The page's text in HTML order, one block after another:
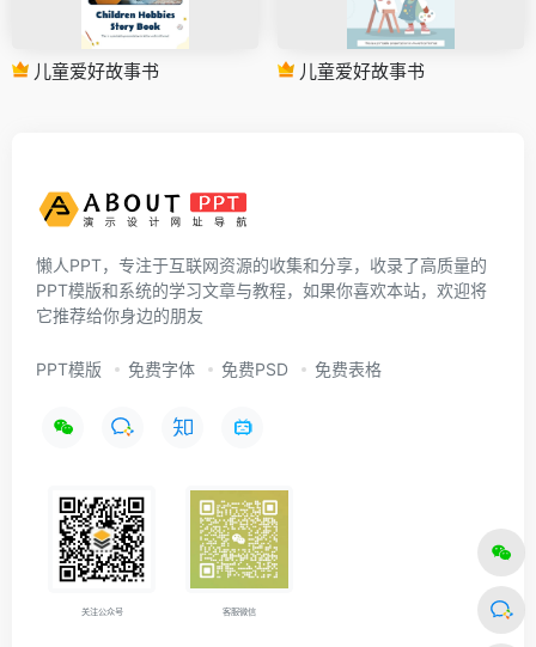
儿童爱好故事书 儿童爱好故事书
懒人PPT，专注于互联网资源的收集和分享，收录了高质量的
PPT模版和系统的学习文章与教程，如果你喜欢本站，欢迎将
它推荐给你身边的朋友
PPT模版 免费字体 免费PSD 免费表格
关注公众号 客服微信